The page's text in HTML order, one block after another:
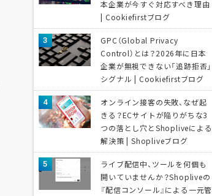
本企業が今すぐ対応すべき理由
| Cookiefirstブログ
GPC（Global Privacy
Control）とは？2026年に日本
企業が無視できない「追跡拒否」
シグナル | Cookiefirstブログ
オンライン接客の失敗、なぜ起
きる？ECサイトが陥りがちな3
つの落とし穴とShopliveによる
解決策 | Shopliveブログ
ライブ配信中、ツールを何個も
開いていませんか？Shopliveの
『配信コンソール』による一元管